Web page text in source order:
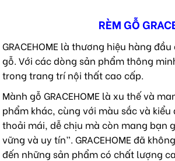
RÈM GỖ
GRACEHOME là thương hiệu hàng
gỗ. Với các dòng sản phẩm thông
trong trang trí nội thất cao cấp.
Mành gỗ GRACEHOME là xu thế và
phẩm khác, cùng với màu sắc và kiểu
thoải mái, dễ chịu mà còn mang bạn
vững và uy tín”. GRACEHOME đã
đến những sản phẩm có chất lượng